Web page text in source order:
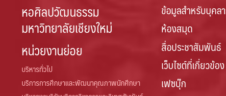
หอศิลปวัฒนธรรม
มหาวิทยาลัยเชียงใหม่
หน่วยงานย่อย
บริหารทั่วไป
บริการการศึกษาและพัฒนาคุณภาพนักศึกษา
ข้อมูลสำหรับบุคล
ห้องสมุด
สื่อประชาสัมพันธ์
เว็บไซต์ที่เกี่ยวข้อง
เฟซบุ๊ก